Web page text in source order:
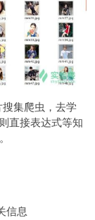
集爬虫，去学
直接表达式等知
信息